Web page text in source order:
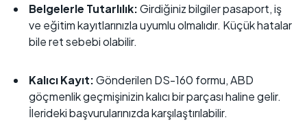
Belgelerle Tutarlılık:Girdiğiniz bilgiler pasaport, iş
ve eğitim kayıtlarınızla uyumlu olmalıdır. Küçük hatalar
bile ret sebebi olabilir.
Kalıcı Kayıt:Gönderilen DS-160 formu, ABD
göçmenlik geçmişinizin kalıcı bir parçası haline gelir.
İlerideki başvurularınızda karşılaştırılabilir.